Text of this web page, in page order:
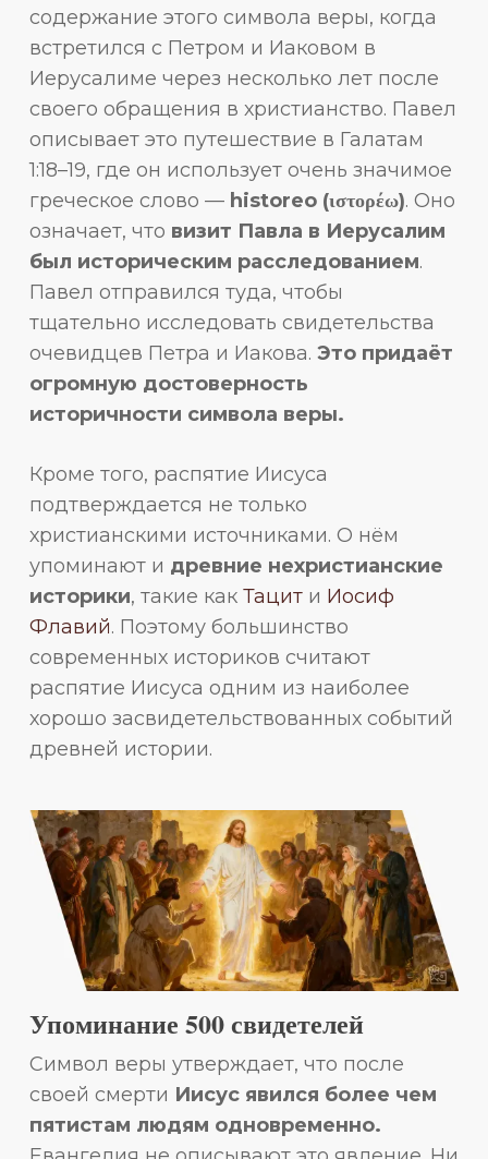
содержание этого символа веры, когда
встретился с Петром и Иаковом в
Иерусалиме через несколько лет после
своего обращения в христианство. Павел
описывает это путешествие в Галатам
1:18–19, где он использует очень значимое
греческое слово — historeo (ιστορέω). Оно
означает, что визит Павла в Иерусалим
был историческим расследованием.
Павел отправился туда, чтобы
тщательно исследовать свидетельства
очевидцев Петра и Иакова. Это придаёт
огромную достоверность
историчности символа веры.
Кроме того, распятие Иисуса
подтверждается не только
христианскими источниками. О нём
упоминают и древние нехристианские
историки, такие как Тацити Иосиф
Флавий. Поэтому большинство
современных историков считают
распятие Иисуса одним из наиболее
хорошо засвидетельствованных событий
древней истории.
Упоминание 500 свидетелей
Символ веры утверждает, что после
своей смерти Иисус явился более чем
пятистам людям одновременно.